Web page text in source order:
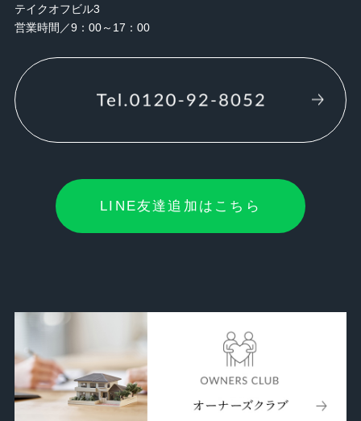
テイクオフビル3
営業時間／9：00～17：00
LINE友達追加はこちら